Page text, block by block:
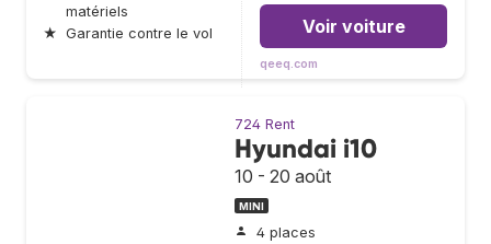
matériels
★ Garantie contre le vol Voir voiture
qeeq.com
724 Rent
Hyundai i10
10 - 20 août
MINI
4 places